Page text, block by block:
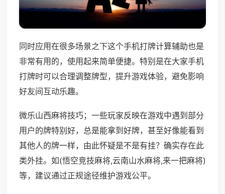
同时应用在很多场景之下这个手机打牌计算辅助也是
非常有用的，使用起来简单便捷。特别是在大家手机
打牌时可以合理调整牌型，提升游戏体验，避免影响
好友间互动乐趣。
微乐山西麻将技巧；一些玩家反映在游戏中遇到部分
用户的牌特别好，总是能拿到好牌，甚至好像能看到
其他人的牌一样，由此怀疑是不是有挂？确实存在此
类外挂。如(悟空竞技麻将,云南山水麻将,来一把麻将)
等，建议通过正规途径维护游戏公平。